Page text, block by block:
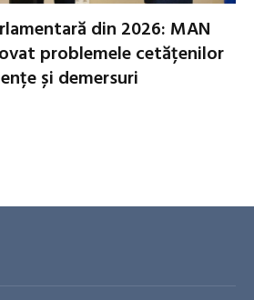
din 2026: MAN
problemele cetățenilor
și demersuri